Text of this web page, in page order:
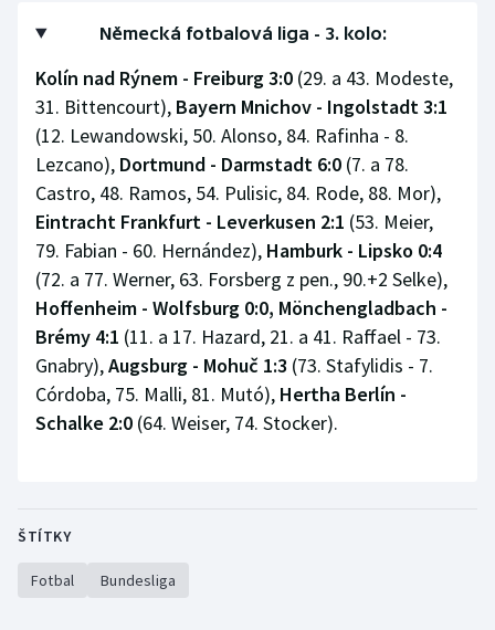
Veslování
Vodní slalom
Volejbal
Německá fotbalová liga - 3. kolo:
Kolín nad Rýnem - Freiburg 3:0 (29. a 43. Modeste,
31. Bittencourt), Bayern Mnichov - Ingolstadt 3:1
(12. Lewandowski, 50. Alonso, 84. Rafinha - 8.
Lezcano), Dortmund - Darmstadt 6:0 (7. a 78.
Castro, 48. Ramos, 54. Pulisic, 84. Rode, 88. Mor),
Eintracht Frankfurt - Leverkusen 2:1 (53. Meier,
79. Fabian - 60. Hernández), Hamburk - Lipsko 0:4
(72. a 77. Werner, 63. Forsberg z pen., 90.+2 Selke),
Hoffenheim - Wolfsburg 0:0, Mönchengladbach -
Brémy 4:1 (11. a 17. Hazard, 21. a 41. Raffael - 73.
Gnabry),Augsburg - Mohuč 1:3 (73. Stafylidis - 7.
Córdoba, 75. Malli, 81. Mutó), Hertha Berlín -
Schalke 2:0 (64. Weiser, 74. Stocker).
ŠTÍTKY
Fotbal Bundesliga